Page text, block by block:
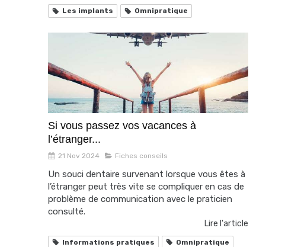
Les implants Omnipratique
Si vous passez vos vacances à
l’étranger...
21 Nov 2024 Fiches conseils
Un souci dentaire survenant lorsque vous êtes à
l’étranger peut très vite se compliquer en cas de
problème de communication avec le praticien
consulté.
Lire l'article
Informations pratiques Omnipratique